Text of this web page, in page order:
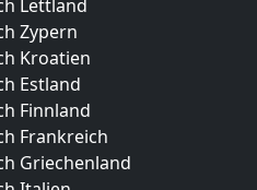
Lettland
Zypern
Kroatien
Estland
Finnland
Frankreich
Griechenland